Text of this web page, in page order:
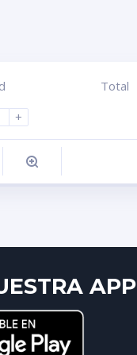
+
Total
APP